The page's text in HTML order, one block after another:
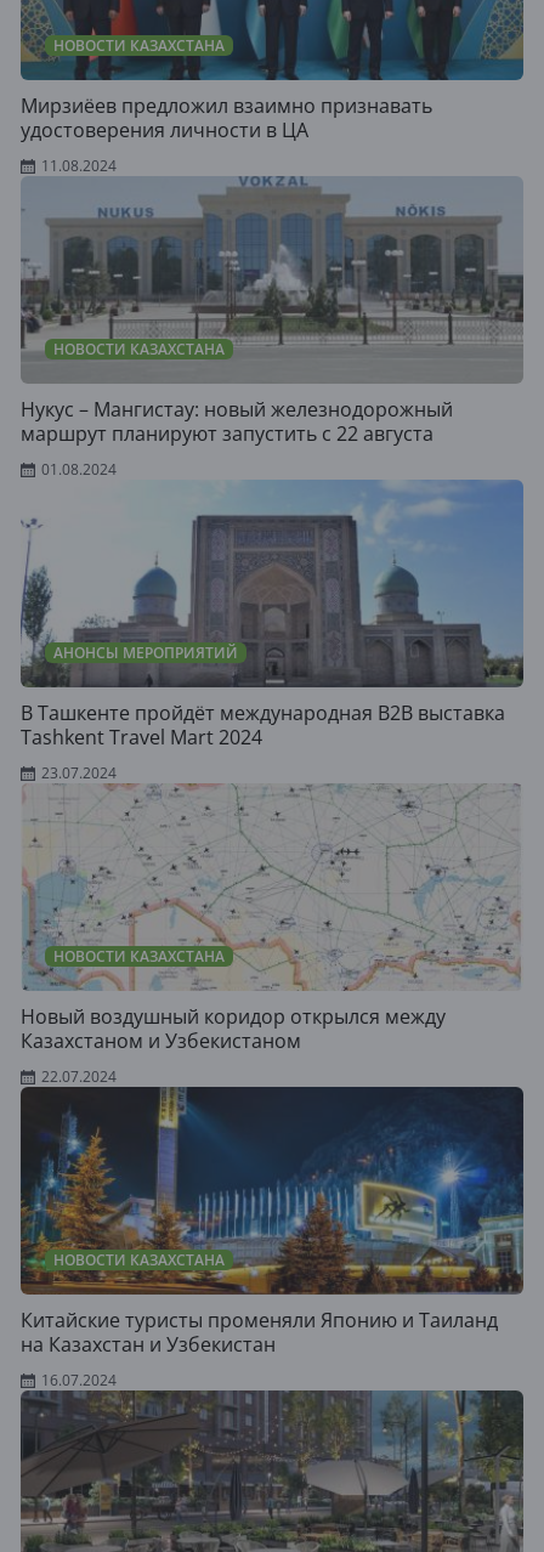
НОВОСТИ КАЗАХСТАНА
Мирзиёев предложил взаимно признавать
удостоверения личности в ЦА
11.08.2024
НОВОСТИ КАЗАХСТАНА
Нукус – Мангистау: новый железнодорожный
маршрут планируют запустить с 22 августа
01.08.2024
АНОНСЫ МЕРОПРИЯТИЙ
В Ташкенте пройдёт международная B2B выставка
Tashkent Travel Mart 2024
23.07.2024
НОВОСТИ КАЗАХСТАНА
Новый воздушный коридор открылся между
Казахстаном и Узбекистаном
22.07.2024
НОВОСТИ КАЗАХСТАНА
Китайские туристы променяли Японию и Таиланд
на Казахстан и Узбекистан
16.07.2024